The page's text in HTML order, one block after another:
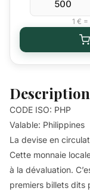
1 € =
Description
CODE ISO: PHP
Valable: Philippines
La devise en
Cette monnaie
à la dévaluation.
premiers billets dits